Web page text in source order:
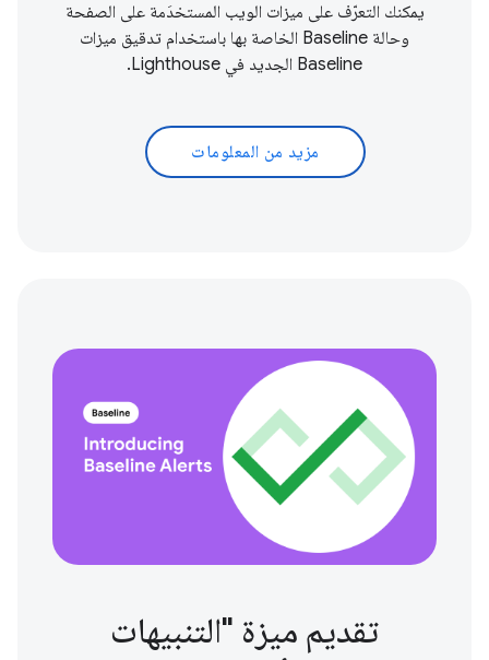
يمكنك التعرّف على ميزات الويب المستخدَمة على الصفحة
وحالة Baseline الخاصة بها باستخدام تدقيق ميزات
Baseline الجديد في Lighthouse.
مزيد من المعلومات
تقديم ميزة "التنبيهات